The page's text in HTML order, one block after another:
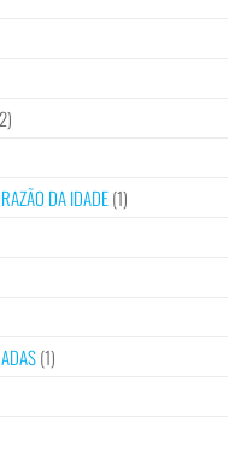
DA IDADE(1)
(1)